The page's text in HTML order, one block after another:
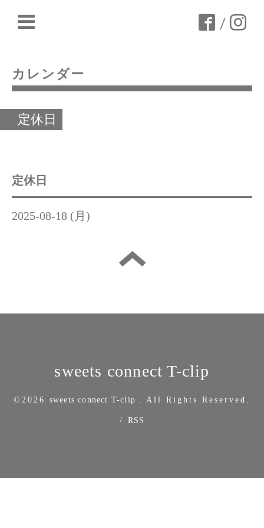
/
カレンダー
定休日
定休日
2025-08-18 (月)
sweets connect T-clip
©2026 sweets connect T-clip . All Rights Reserved.
/ RSS